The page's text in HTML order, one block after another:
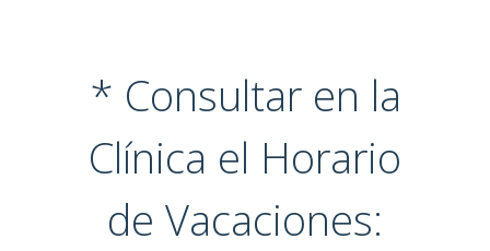
* Consultar en la
Clínica el Horario
de Vacaciones: